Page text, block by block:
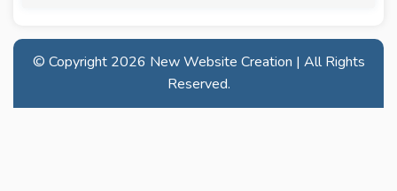
© Copyright 2026 New Website Creation | All Rights
Reserved.